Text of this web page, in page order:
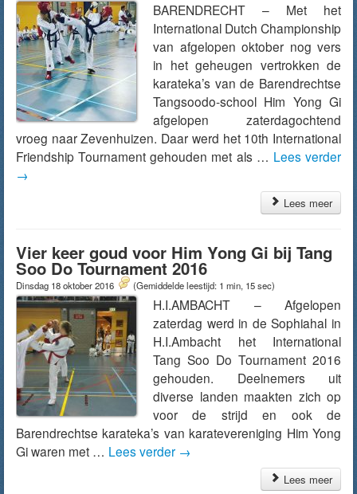
BARENDRECHT – Met het
International Dutch Championship
van afgelopen oktober nog vers
in het geheugen vertrokken de
karateka’s van de Barendrechtse
Tangsoodo-school Him Yong Gi
afgelopen zaterdagochtend
vroeg naar Zevenhuizen. Daar werd het 10th International
Friendship Tournament gehouden met als … Lees verder
→
Lees meer
Vier keer goud voor Him Yong Gi bij Tang
Soo Do Tournament 2016
Dinsdag 18 oktober 2016 (Gemiddelde leestijd: 1 min, 15 sec)
H.I.AMBACHT – Afgelopen
zaterdag werd in de Sophiahal in
H.I.Ambacht het International
Tang Soo Do Tournament 2016
gehouden. Deelnemers uit
diverse landen maakten zich op
voor de strijd en ook de
Barendrechtse karateka’s van karatevereniging Him Yong
Gi waren met … Lees verder →
Lees meer